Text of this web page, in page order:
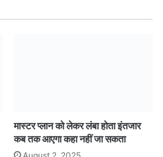
मास्टर प्लान को लेकर लंबा होता इंतजार
कब तक आएगा कहा नहीं जा सकता